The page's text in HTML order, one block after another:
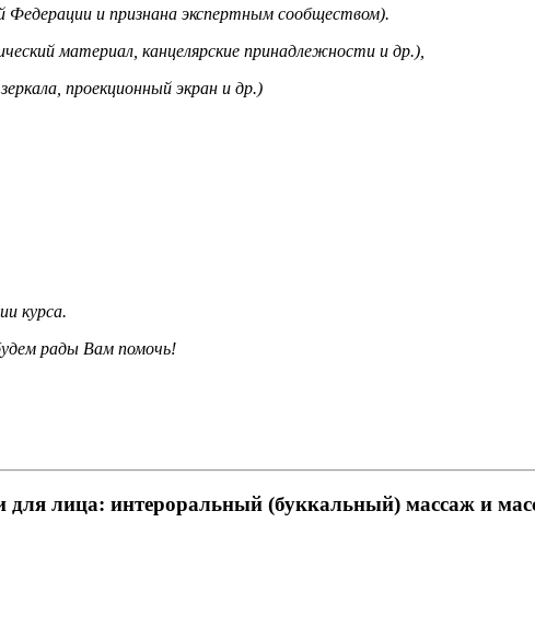
Федерации и признана экспертным сообществом).
материал, канцелярские принадлежности и др.),
проекционный экран и др.)
курса.
рады Вам помочь!
для лица: интероральный (буккальный) массаж и